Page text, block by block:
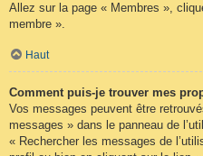
Allez sur la page « Membres »,
membre ».
Haut
Comment puis-je trouver mes
Vos messages peuvent être
messages » dans le panneau de
« Rechercher les messages de